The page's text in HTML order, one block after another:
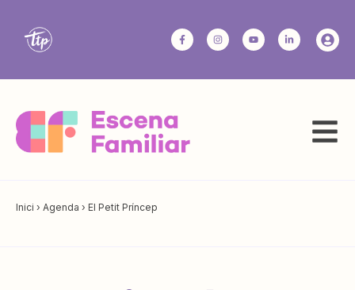
Inici › Agenda › El Petit Príncep